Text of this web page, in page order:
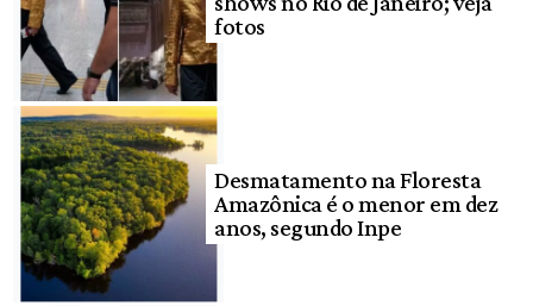
fotos
Desmatamento na Floresta
Amazônica é o menor em dez
anos, segundo Inpe